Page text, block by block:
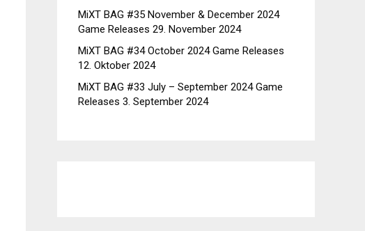
MiXT BAG #35 November & December 2024
Game Releases 29. November 2024
MiXT BAG #34 October 2024 Game Releases
12. Oktober 2024
MiXT BAG #33 July – September 2024 Game
Releases 3. September 2024